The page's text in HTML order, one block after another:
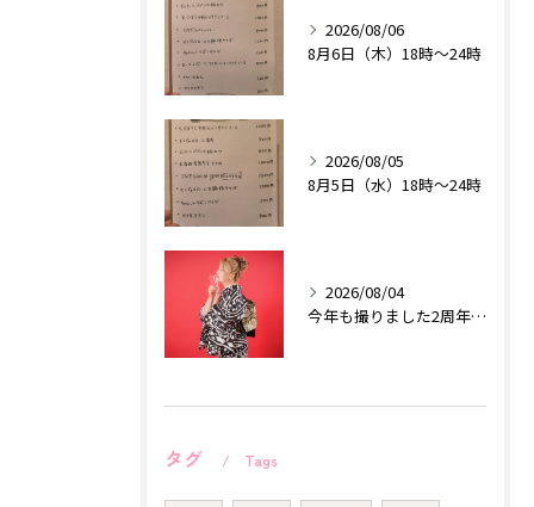
2026/08/06
8月6日（木）18時〜24時
2026/08/05
8月5日（水）18時〜24時
2026/08/04
今年も撮りました2周年記念作品♡
タグ Tags